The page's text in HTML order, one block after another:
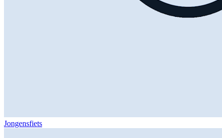
Jongensfiets